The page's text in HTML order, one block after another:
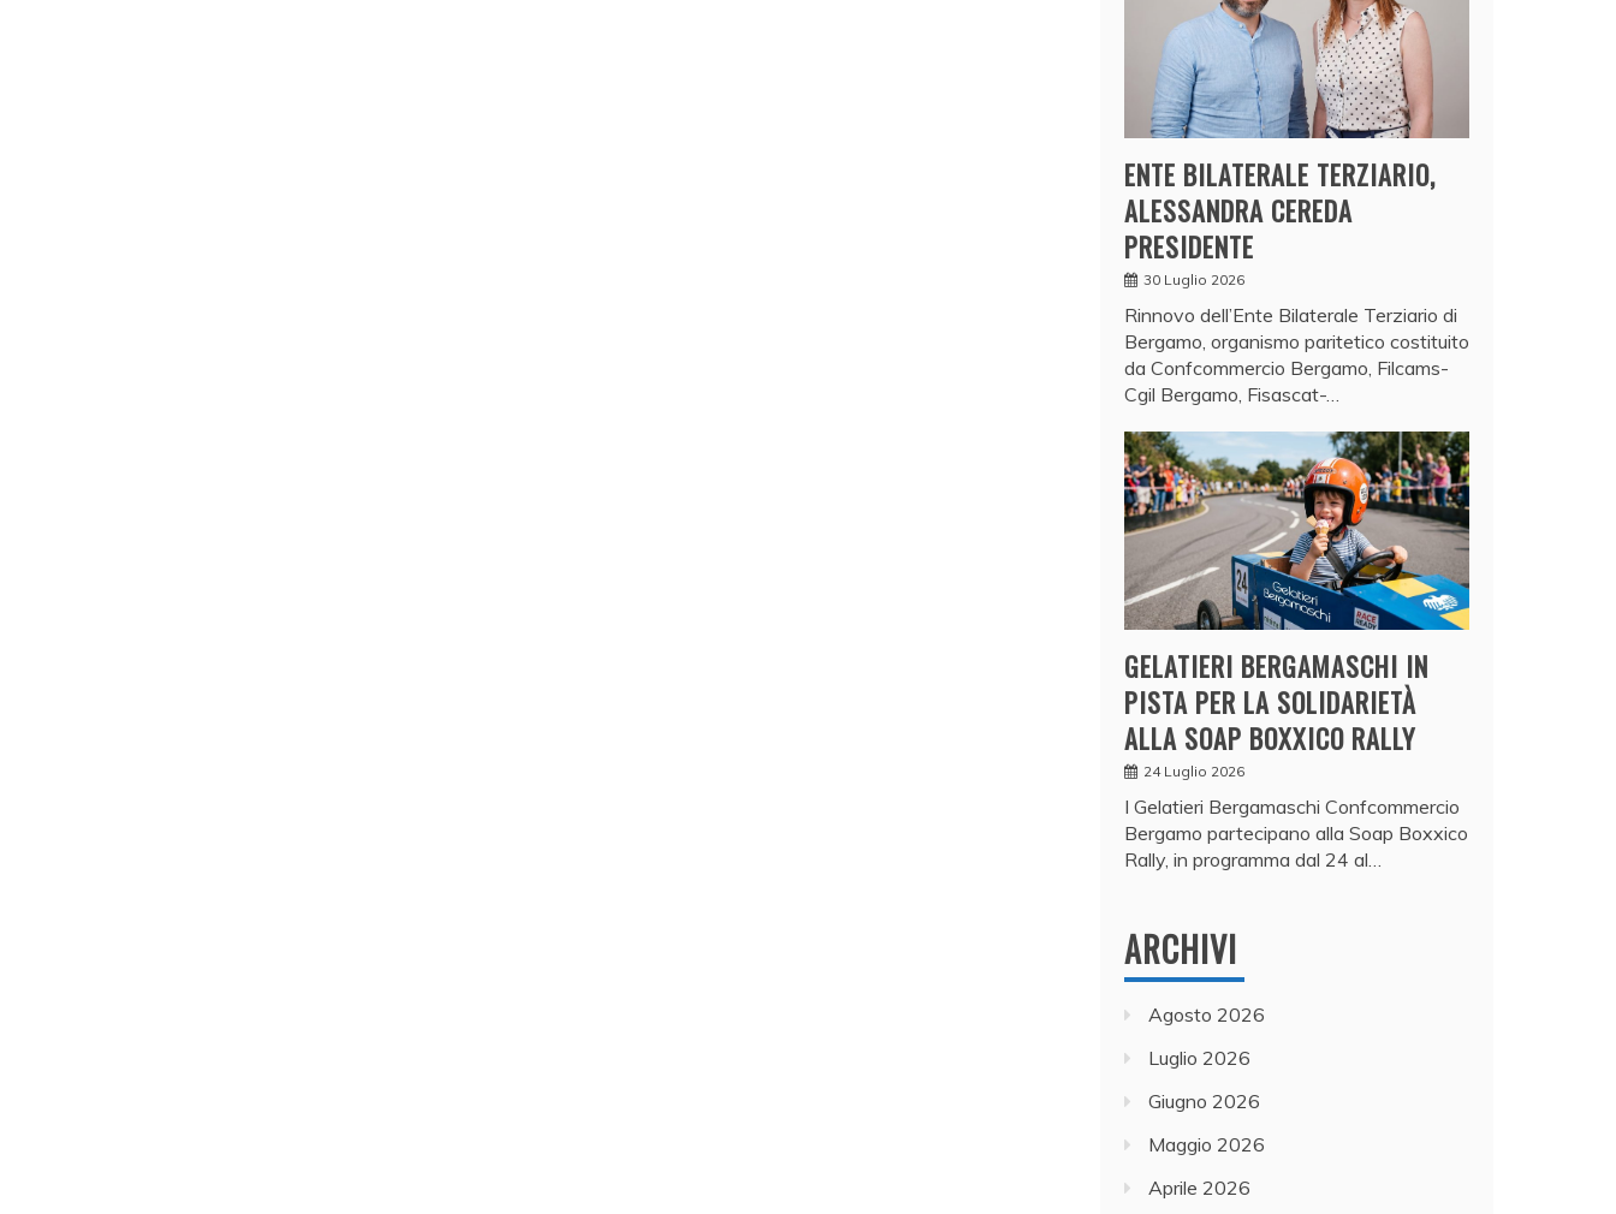
ENTE BILATERALE TERZIARIO,
ALESSANDRA CEREDA
PRESIDENTE
30 Luglio 2026
Rinnovo dell’Ente Bilaterale Terziario di
Bergamo, organismo paritetico costituito
da Confcommercio Bergamo, Filcams-
Cgil Bergamo, Fisascat-…
GELATIERI BERGAMASCHI IN
PISTA PER LA SOLIDARIETÀ
ALLA SOAP BOXXICO RALLY
24 Luglio 2026
I Gelatieri Bergamaschi Confcommercio
Bergamo partecipano alla Soap Boxxico
Rally, in programma dal 24 al…
ARCHIVI
Agosto 2026
Luglio 2026
Giugno 2026
Maggio 2026
Aprile 2026